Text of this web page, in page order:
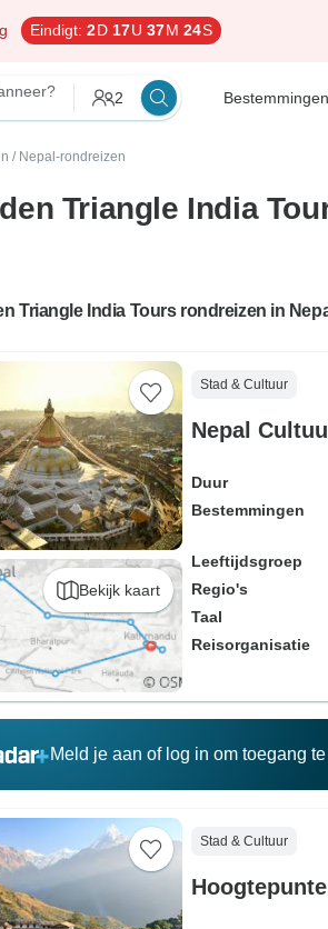
Eindigt: 2D 17U 37M 23S
2 Bestemmingen
/ Nepal-rondreizen
Triangle India
Triangle India Tours rondreizen in
Bekijk kaart
Stad & Cultuur
Nepal
Duur
Bestemmingen
Leeftijdsgroep
Regio's
Taal
Reisorganisatie
Meld je aan of log in om toegang
Stad & Cultuur